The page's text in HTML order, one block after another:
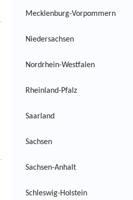
Mecklenburg-Vorpommern
Niedersachsen
Nordrhein-Westfalen
Rheinland-Pfalz
Saarland
Sachsen
Sachsen-Anhalt
Schleswig-Holstein